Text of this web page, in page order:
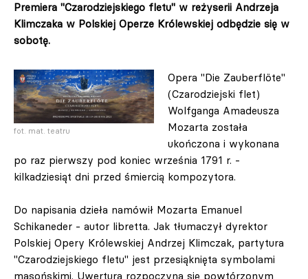
Premiera "Czarodziejskiego fletu" w reżyserii Andrzeja
Klimczaka w Polskiej Operze Królewskiej odbędzie się w
sobotę.
fot. mat. teatru
Opera "Die Zauberflöte"
(Czarodziejski flet)
Wolfganga Amadeusza
Mozarta została
ukończona i wykonana
po raz pierwszy pod koniec września 1791 r. -
kilkadziesiąt dni przed śmiercią kompozytora.
Do napisania dzieła namówił Mozarta Emanuel
Schikaneder - autor libretta. Jak tłumaczył dyrektor
Polskiej Opery Królewskiej Andrzej Klimczak, partytura
"Czarodziejskiego fletu" jest przesiąknięta symbolami
masońskimi. Uwertura rozpoczyna się powtórzonym